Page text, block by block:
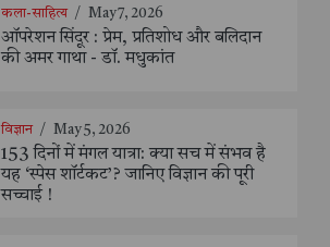
कला-साहित्य / May 7, 2026
ऑपरेशन सिंदूर : प्रेम, प्रतिशोध और बलिदान
की अमर गाथा - डॉ. मधुकांत
विज्ञान / May 5, 2026
153 दिनों में मंगल यात्रा: क्या सच में संभव है
यह ‘स्पेस शॉर्टकट’? जानिए विज्ञान की पूरी
सच्चाई !